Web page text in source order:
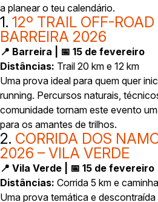
a planear o teu calendário.
1. 12º TRAIL OFF-
BARREIRA 2026
📍 Barreira | 📅 15 de fevereiro
Distâncias: Trail 20 km e 12 km
Uma prova ideal para quem quer
running. Percursos naturais,
comunidade tornam este evento
para os amantes de trilhos.
2. CORRIDA DOS
2026 – VILA VERDE
📍 Vila Verde | 📅 15 de fevereiro
Distâncias: Corrida 5 km e
Uma prova temática e